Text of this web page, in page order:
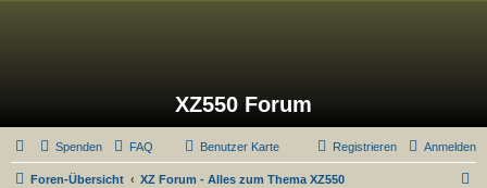
XZ550 Forum
Spenden FAQ Benutzer Karte Anmelden
Registrieren
Foren-Übersicht XZ Forum - Alles zum Thema XZ550